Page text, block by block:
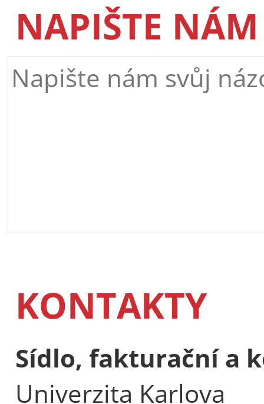
NAPIŠTE NÁM
KONTAKTY
Sídlo, fakturační a
Univerzita Karlova